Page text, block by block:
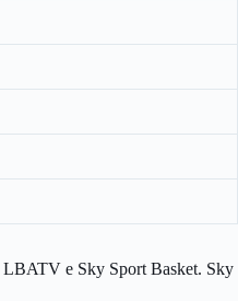
LBATV e Sky Sport Basket. Sky